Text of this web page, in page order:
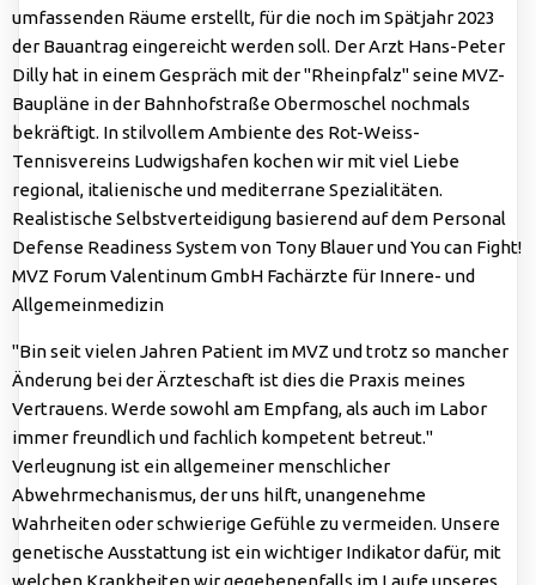
umfassenden Räume erstellt, für die noch im Spätjahr 2023
der Bauantrag eingereicht werden soll. Der Arzt Hans-Peter
Dilly hat in einem Gespräch mit der "Rheinpfalz" seine MVZ-
Baupläne in der Bahnhofstraße Obermoschel nochmals
bekräftigt. In stilvollem Ambiente des Rot-Weiss-
Tennisvereins Ludwigshafen kochen wir mit viel Liebe
regional, italienische und mediterrane Spezialitäten.
Realistische Selbstverteidigung basierend auf dem Personal
Defense Readiness System von Tony Blauer und You can Fight!
MVZ Forum Valentinum GmbH Fachärzte für Innere- und
Allgemeinmedizin
"Bin seit vielen Jahren Patient im MVZ und trotz so mancher
Änderung bei der Ärzteschaft ist dies die Praxis meines
Vertrauens. Werde sowohl am Empfang, als auch im Labor
immer freundlich und fachlich kompetent betreut."
Verleugnung ist ein allgemeiner menschlicher
Abwehrmechanismus, der uns hilft, unangenehme
Wahrheiten oder schwierige Gefühle zu vermeiden. Unsere
genetische Ausstattung ist ein wichtiger Indikator dafür, mit
welchen Krankheiten wir gegebenenfalls im Laufe unseres